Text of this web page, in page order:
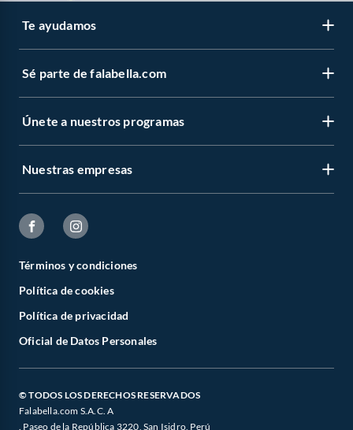
Te ayudamos
Sé parte de falabella.com
Únete a nuestros programas
Nuestras empresas
Términos y condiciones
Política de cookies
Política de privacidad
Oficial de Datos Personales
© TODOS LOS DERECHOS RESERVADOS
Falabella.com S.A.C. A
. Paseo de la República 3220, San Isidro, Perú